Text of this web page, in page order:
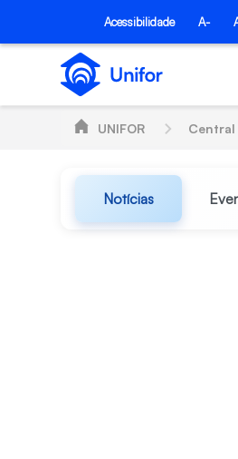
Pular para o Conteúdo principal
Acessibilidade A-
UNIFOR
Notícias